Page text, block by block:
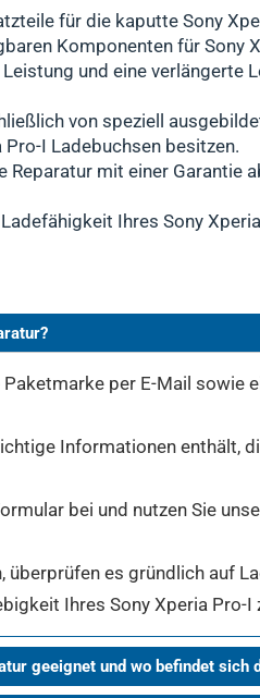
für die kaputte Sony
Komponenten für Sony
und eine verlängerte
von speziell
I Ladebuchsen besitzen.
mit einer Garantie
Ihres Sony
per E-Mail sowie
Informationen enthält,
bei und nutzen Sie
überprüfen es gründlich auf
Ihres Sony Xperia Pro-I
geeignet und wo befindet sich